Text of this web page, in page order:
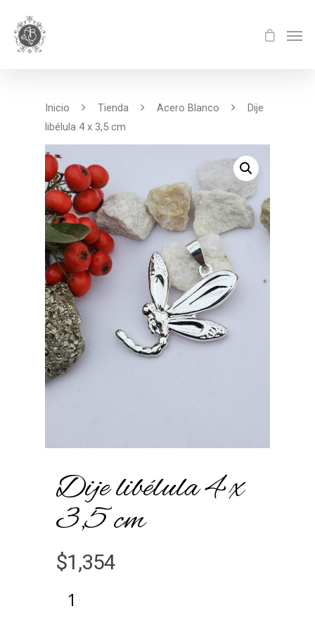
Inicio Tienda Acero Blanco
Dije
libélula 4 x 3,5 cm
Dije libélula 4 x
3,5 cm
$1,354